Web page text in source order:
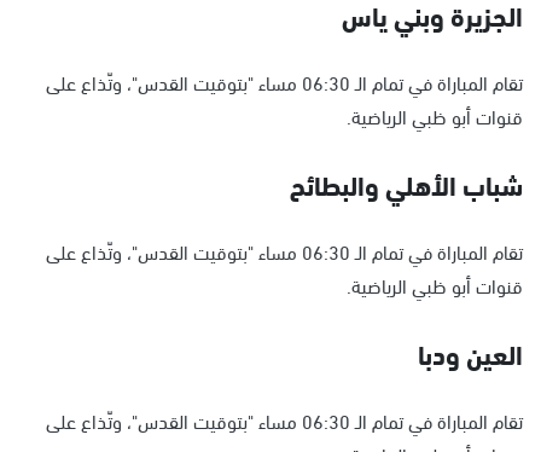
الجزيرة وبني ياس
تقام المباراة في تمام الـ 06:30 مساء "بتوقيت القدس"، وتّذاع على
قنوات أبو ظبي الرياضية.
شباب الأهلي والبطائح
تقام المباراة في تمام الـ 06:30 مساء "بتوقيت القدس"، وتّذاع على
قنوات أبو ظبي الرياضية.
العين ودبا
تقام المباراة في تمام الـ 06:30 مساء "بتوقيت القدس"، وتّذاع على